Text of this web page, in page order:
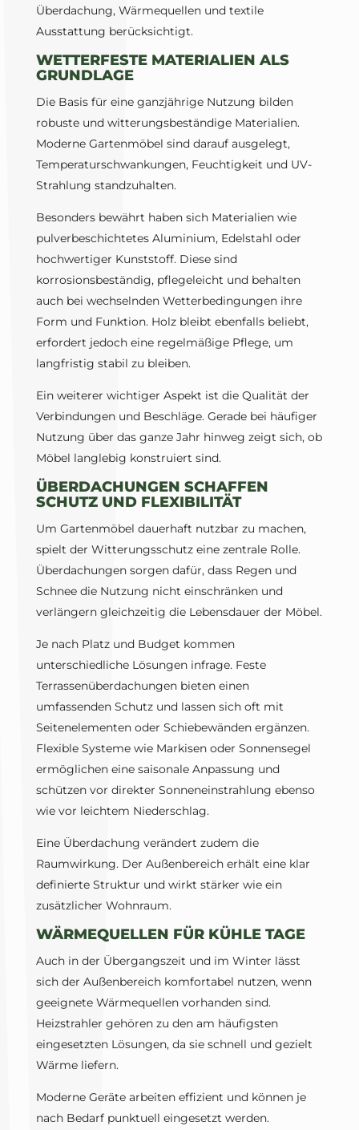
Überdachung, Wärmequellen und textile
Ausstattung berücksichtigt.
WETTERFESTE MATERIALIEN ALS
GRUNDLAGE
Die Basis für eine ganzjährige Nutzung bilden
robuste und witterungsbeständige Materialien.
Moderne Gartenmöbel sind darauf ausgelegt,
Temperaturschwankungen, Feuchtigkeit und UV-
Strahlung standzuhalten.
Besonders bewährt haben sich Materialien wie
pulverbeschichtetes Aluminium, Edelstahl oder
hochwertiger Kunststoff. Diese sind
korrosionsbeständig, pflegeleicht und behalten
auch bei wechselnden Wetterbedingungen ihre
Form und Funktion. Holz bleibt ebenfalls beliebt,
erfordert jedoch eine regelmäßige Pflege, um
langfristig stabil zu bleiben.
Ein weiterer wichtiger Aspekt ist die Qualität der
Verbindungen und Beschläge. Gerade bei häufiger
Nutzung über das ganze Jahr hinweg zeigt sich, ob
Möbel langlebig konstruiert sind.
ÜBERDACHUNGEN SCHAFFEN
SCHUTZ UND FLEXIBILITÄT
Um Gartenmöbel dauerhaft nutzbar zu machen,
spielt der Witterungsschutz eine zentrale Rolle.
Überdachungen sorgen dafür, dass Regen und
Schnee die Nutzung nicht einschränken und
verlängern gleichzeitig die Lebensdauer der Möbel.
Je nach Platz und Budget kommen
unterschiedliche Lösungen infrage. Feste
Terrassenüberdachungen bieten einen
umfassenden Schutz und lassen sich oft mit
Seitenelementen oder Schiebewänden ergänzen.
Flexible Systeme wie Markisen oder Sonnensegel
ermöglichen eine saisonale Anpassung und
schützen vor direkter Sonneneinstrahlung ebenso
wie vor leichtem Niederschlag.
Eine Überdachung verändert zudem die
Raumwirkung. Der Außenbereich erhält eine klar
definierte Struktur und wirkt stärker wie ein
zusätzlicher Wohnraum.
WÄRMEQUELLEN FÜR KÜHLE TAGE
Auch in der Übergangszeit und im Winter lässt
sich der Außenbereich komfortabel nutzen, wenn
geeignete Wärmequellen vorhanden sind.
Heizstrahler gehören zu den am häufigsten
eingesetzten Lösungen, da sie schnell und gezielt
Wärme liefern.
Moderne Geräte arbeiten effizient und können je
nach Bedarf punktuell eingesetzt werden.